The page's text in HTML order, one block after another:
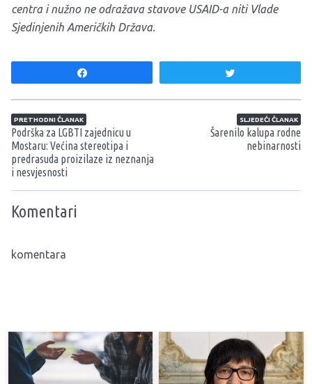
centra i nužno ne odražava stavove USAID-a niti Vlade
Sjedinjenih Američkih Država.
Navigacija članaka
PRETHODNI ČLANAK
Podrška za LGBTI zajednicu u
Mostaru: Većina stereotipa i
predrasuda proizilaze iz neznanja
i nesvjesnosti
SLJEDEĆI ČLANAK
Šarenilo kalupa rodne
nebinarnosti
Komentari
komentara